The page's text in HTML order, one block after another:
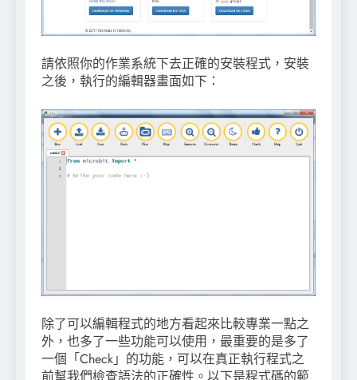
請依照你的作業系統下去正確的安裝程式，安裝
之後，執行的編輯器畫面如下：
除了可以編輯程式的地方看起來比較專業一點之
外，也多了一些功能可以使用，最重要的是多了
一個「Check」的功能，可以在真正執行程式之
前幫我們檢查語法的正確性。以下是程式碼的範